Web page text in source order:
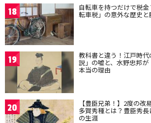
18 自転車を持つだけで税
転車税」の意外な歴史
19 教科書と違う！江戸時
説」の嘘と、水野忠邦
本当の理由
20 【豊臣兄弟！】2度の改
多賀秀種とは？豊臣秀
の生涯